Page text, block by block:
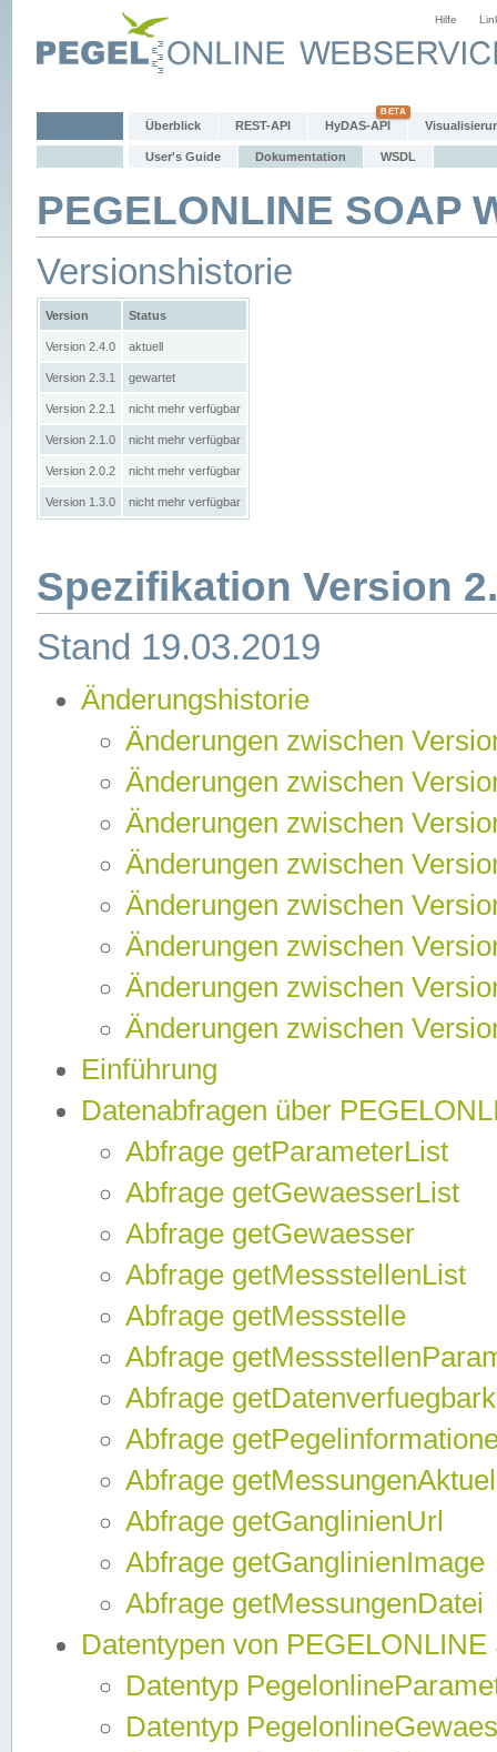
Hilfe
Überblick REST-API HyDAS-API
User's Guide Dokumentation WSDL
PEGELONLINE SOAP
Versionshistorie
Version Status
Version 2.4.0 aktuell
Version 2.3.1 gewartet
Version 2.2.1 nicht mehr verfügbar
Version 2.1.0 nicht mehr verfügbar
Version 2.0.2 nicht mehr verfügbar
Version 1.3.0 nicht mehr verfügbar
Spezifikation Version
Stand 19.03.2019
Änderungshistorie
Änderungen zwischen
Änderungen zwischen
Änderungen zwischen
Änderungen zwischen
Änderungen zwischen
Änderungen zwischen
Änderungen zwischen
Änderungen zwischen
Einführung
Datenabfragen über
Abfrage getParameterList
Abfrage getGewaesserList
Abfrage getGewaesser
Abfrage getMessstellenList
Abfrage getMessstelle
Abfrage
Abfrage
Abfrage
Abfrage
Abfrage getGanglinienUrl
Abfrage getGanglinienImage
Abfrage getMessungenDatei
Datentypen von
Datentyp
Datentyp